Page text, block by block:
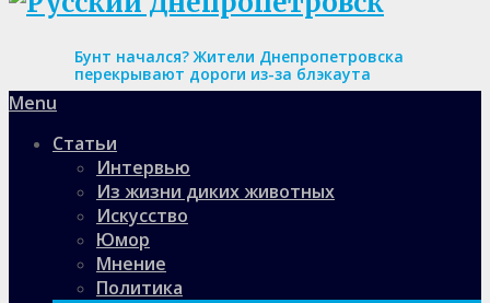
Бунт начался? Жители Днепропетровска
перекрывают дороги из-за блэкаута
Menu
Статьи
Интервью
Из жизни диких животных
Искусство
Юмор
Мнение
Политика